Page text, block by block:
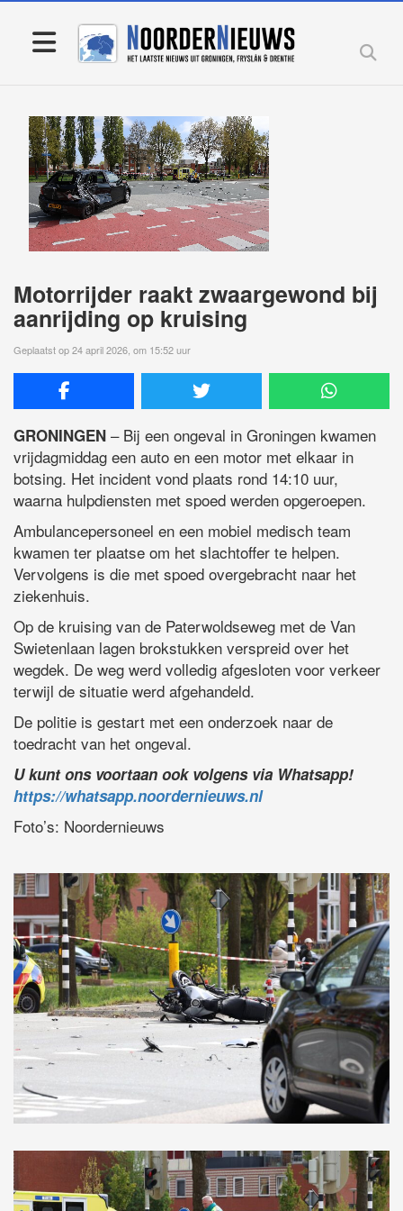
Motorrijder raakt zwaargewond bij
aanrijding op kruising
Geplaatst op 24 april 2026, om 15:52 uur
GRONINGEN – Bij een ongeval in Groningen kwamen
vrijdagmiddag een auto en een motor met elkaar in
botsing. Het incident vond plaats rond 14:10 uur,
waarna hulpdiensten met spoed werden opgeroepen.
Ambulancepersoneel en een mobiel medisch team
kwamen ter plaatse om het slachtoffer te helpen.
Vervolgens is die met spoed overgebracht naar het
ziekenhuis.
Op de kruising van de Paterwoldseweg met de Van
Swietenlaan lagen brokstukken verspreid over het
wegdek. De weg werd volledig afgesloten voor verkeer
terwijl de situatie werd afgehandeld.
De politie is gestart met een onderzoek naar de
toedracht van het ongeval.
U kunt ons voortaan ook volgens via Whatsapp!
https://whatsapp.noordernieuws.nl
Foto’s: Noordernieuws